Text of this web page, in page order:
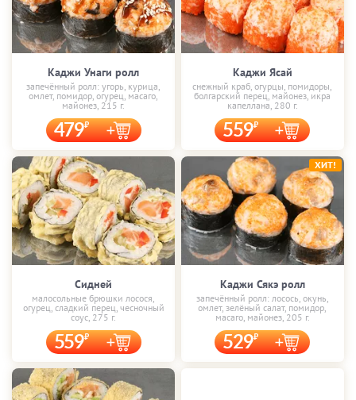
Каджи Унаги ролл
запечённый ролл: угорь, курица,
омлет, помидор, огурец, масаго,
майонез, 215 г.
479
Каджи Ясай
снежный краб, огурцы, помидоры,
болгарский перец, майонез, икра
капеллана, 280 г.
559
Сидней
малосольные брюшки лосося,
огурец, сладкий перец, чесночный
соус, 275 г.
559
Каджи Сякэ ролл
запечённый ролл: лосось, окунь,
омлет, зелёный салат, помидор,
масаго, майонез, 205 г.
529
ХИТ!